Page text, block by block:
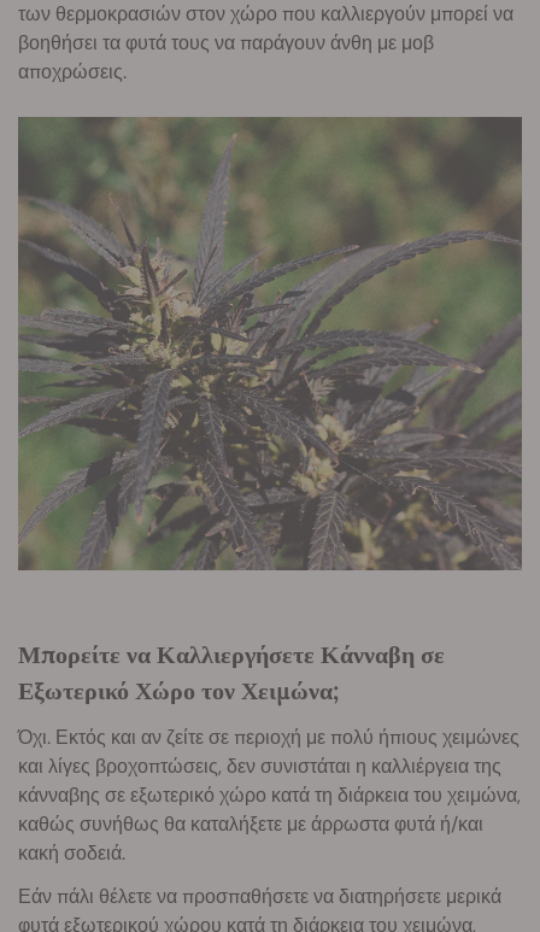
των θερμοκρασιών στον χώρο που καλλιεργούν μπορεί να
βοηθήσει τα φυτά τους να παράγουν άνθη με μοβ
αποχρώσεις.
Μπορείτε να Καλλιεργήσετε Κάνναβη σε
Εξωτερικό Χώρο τον Χειμώνα;
Όχι. Εκτός και αν ζείτε σε περιοχή με πολύ ήπιους χειμώνες
και λίγες βροχοπτώσεις, δεν συνιστάται η καλλιέργεια της
κάνναβης σε εξωτερικό χώρο κατά τη διάρκεια του χειμώνα,
καθώς συνήθως θα καταλήξετε με άρρωστα φυτά ή/και
κακή σοδειά.
Εάν πάλι θέλετε να προσπαθήσετε να διατηρήσετε μερικά
φυτά εξωτερικού χώρου κατά τη διάρκεια του χειμώνα,